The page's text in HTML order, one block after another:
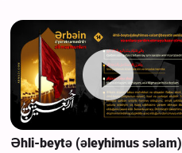
Əhli-beytə (əleyhimus səlam)